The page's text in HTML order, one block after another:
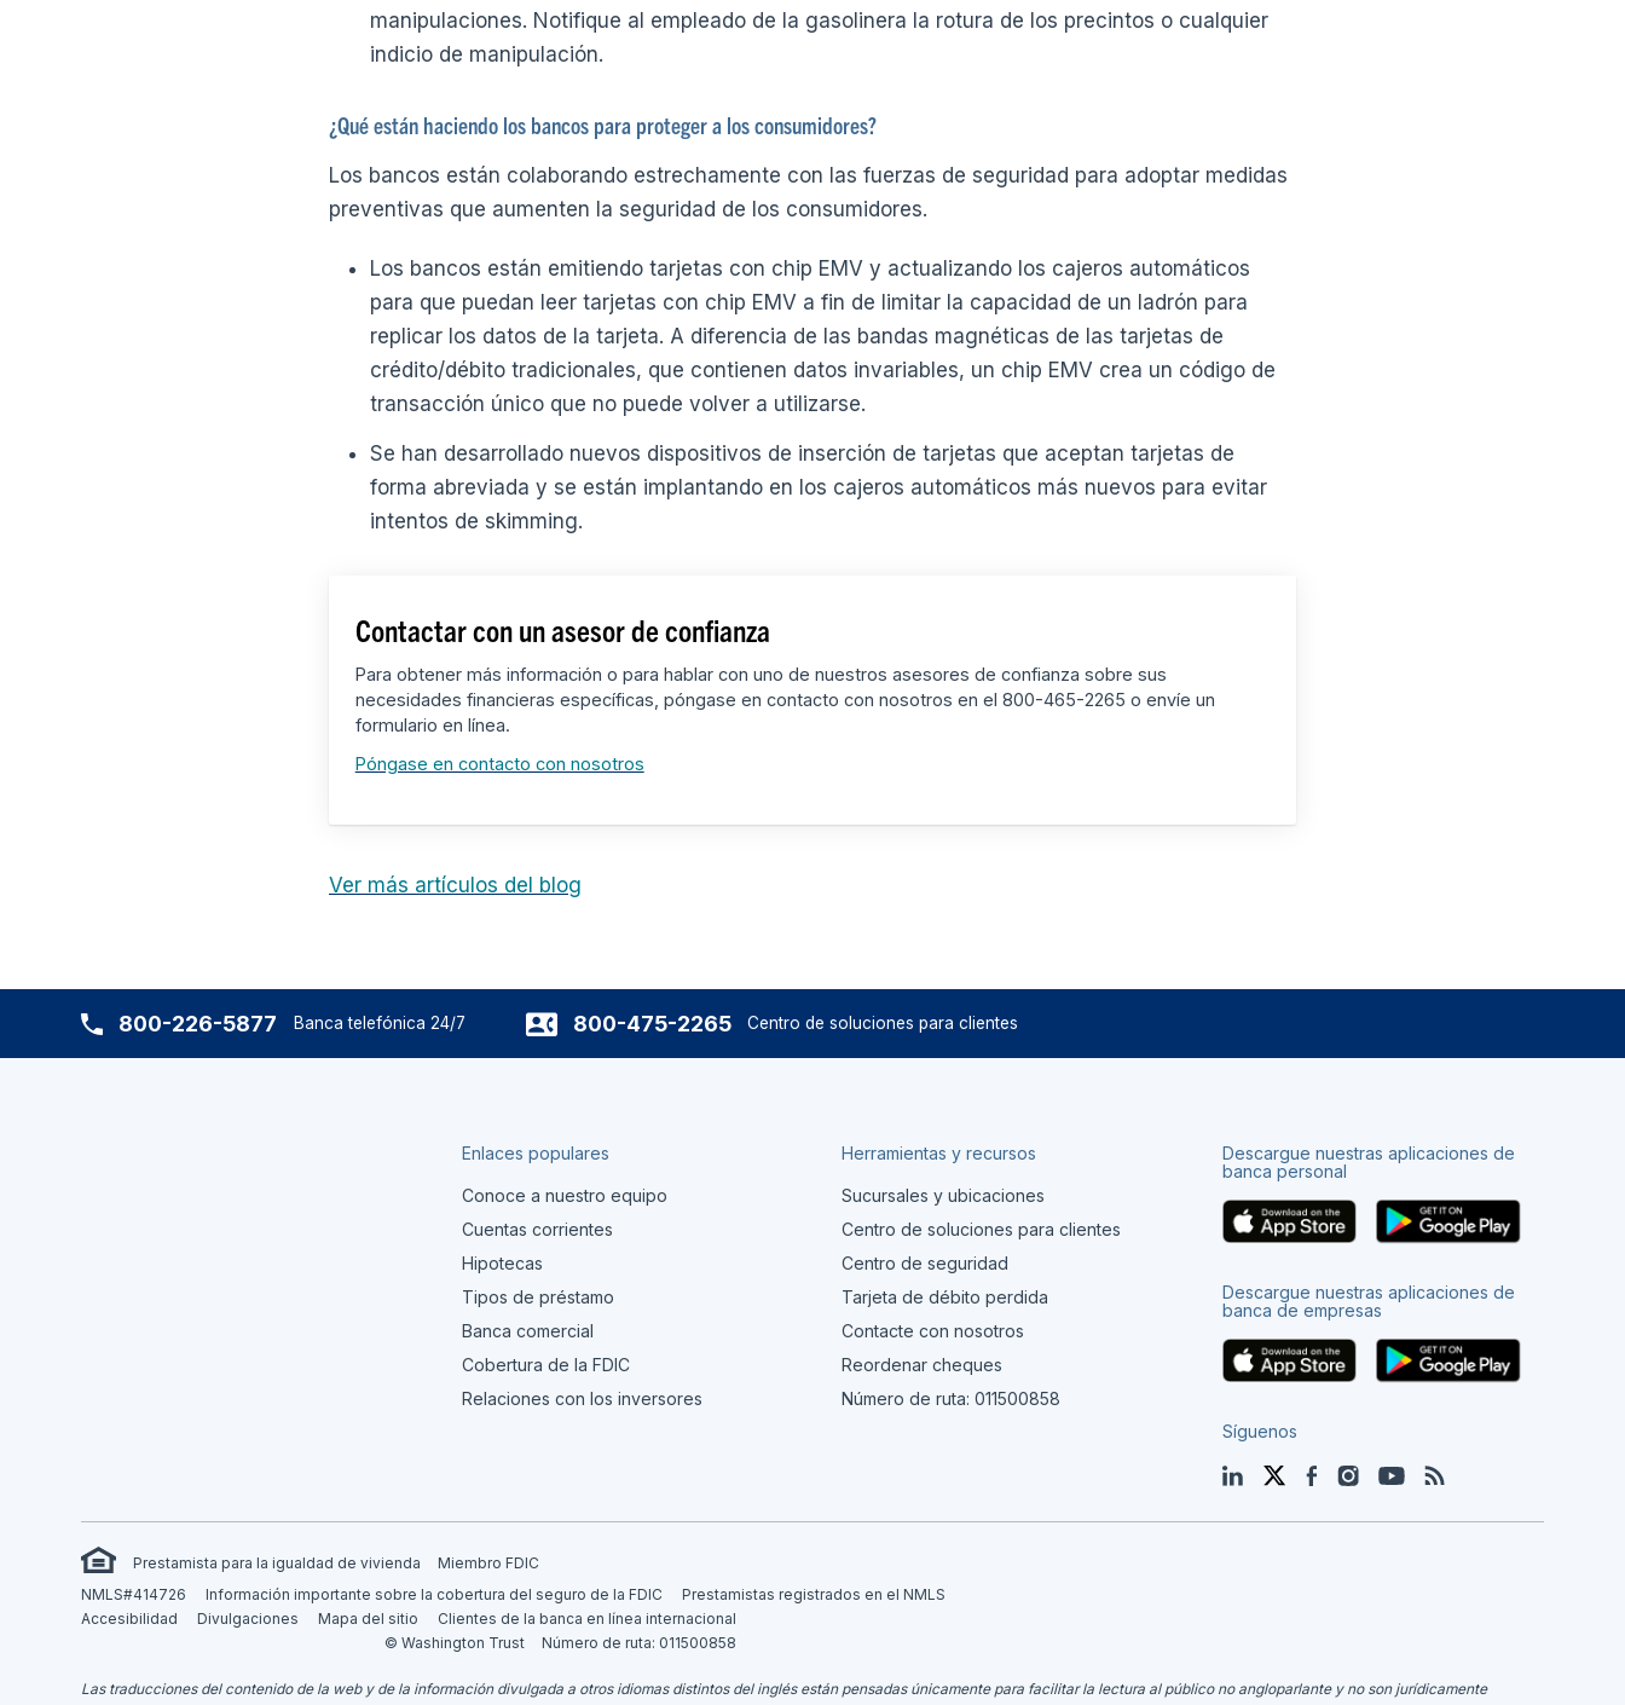
manipulaciones. Notifique al empleado de la gasolinera la rotura de los precintos o cualquier
indicio de manipulación.
¿Qué están haciendo los bancos para proteger a los consumidores?
Los bancos están colaborando estrechamente con las fuerzas de seguridad para adoptar medidas
preventivas que aumenten la seguridad de los consumidores.
Los bancos están emitiendo tarjetas con chip EMV y actualizando los cajeros automáticos
para que puedan leer tarjetas con chip EMV a fin de limitar la capacidad de un ladrón para
replicar los datos de la tarjeta. A diferencia de las bandas magnéticas de las tarjetas de
crédito/débito tradicionales, que contienen datos invariables, un chip EMV crea un código de
transacción único que no puede volver a utilizarse.
Se han desarrollado nuevos dispositivos de inserción de tarjetas que aceptan tarjetas de
forma abreviada y se están implantando en los cajeros automáticos más nuevos para evitar
intentos de skimming.
Contactar con un asesor de confianza
Para obtener más información o para hablar con uno de nuestros asesores de confianza sobre sus
necesidades financieras específicas, póngase en contacto con nosotros en el 800-465-2265 o envíe un
formulario en línea.
Póngase en contacto con nosotros
Ver más artículos del blog
800-226-5877 Banca telefónica 24/7 800-475-2265 Centro de soluciones para clientes
Enlaces populares
Conoce a nuestro equipo
Cuentas corrientes
Hipotecas
Tipos de préstamo
Banca comercial
Cobertura de la FDIC
Relaciones con los inversores
Herramientas y recursos
Sucursales y ubicaciones
Centro de soluciones para clientes
Centro de seguridad
Tarjeta de débito perdida
Contacte con nosotros
Reordenar cheques
Número de ruta: 011500858
Descargue nuestras aplicaciones de
banca personal
Descargue nuestras aplicaciones de
banca de empresas
Síguenos
LinkedInTwitterFacebook
InstagramYouTube
Blog
Prestamista para la igualdad de vivienda
Miembro FDIC
NMLS#414726
Información importante sobre la cobertura del seguro de la FDIC
Prestamistas registrados en el NMLS
Accesibilidad
Divulgaciones Mapa del sitio
Clientes de la banca en línea internacional
© Washington Trust
Número de ruta: 011500858
Las traducciones del contenido de la web y de la información divulgada a otros idiomas distintos del inglés están pensadas únicamente para facilitar la lectura al público no angloparlante y no son jurídicamente